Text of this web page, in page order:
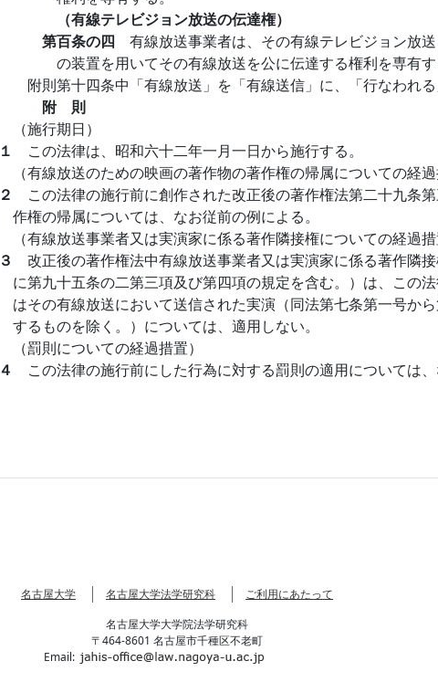
（有線テレビジョン放送の伝達権）
第百条の四 有線放送事業者は、その有線テレビジョン放
の装置を用いてその有線放送を公に伝達する権利を専有す
附則第十四条中「有線放送」を「有線送信」に、「行なわれる
附 則
（施行期日）
１ この法律は、昭和六十二年一月一日から施行する。
（有線放送のための映画の著作物の著作権の帰属についての経過
２ この法律の施行前に創作された改正後の著作権法第二十九条
作権の帰属については、なお従前の例による。
（有線放送事業者又は実演家に係る著作隣接権についての経過措
３ 改正後の著作権法中有線放送事業者又は実演家に係る著作隣
に第九十五条の二第三項及び第四項の規定を含む。）は、この
はその有線放送において送信された実演（同法第七条第一号か
するものを除く。）については、適用しない。
（罰則についての経過措置）
４ この法律の施行前にした行為に対する罰則の適用については、
名古屋大学 名古屋大学法学研究科
ご利用にあたって
名古屋大学大学院法学研究科
〒464-8601 名古屋市千種区不老町
Email: